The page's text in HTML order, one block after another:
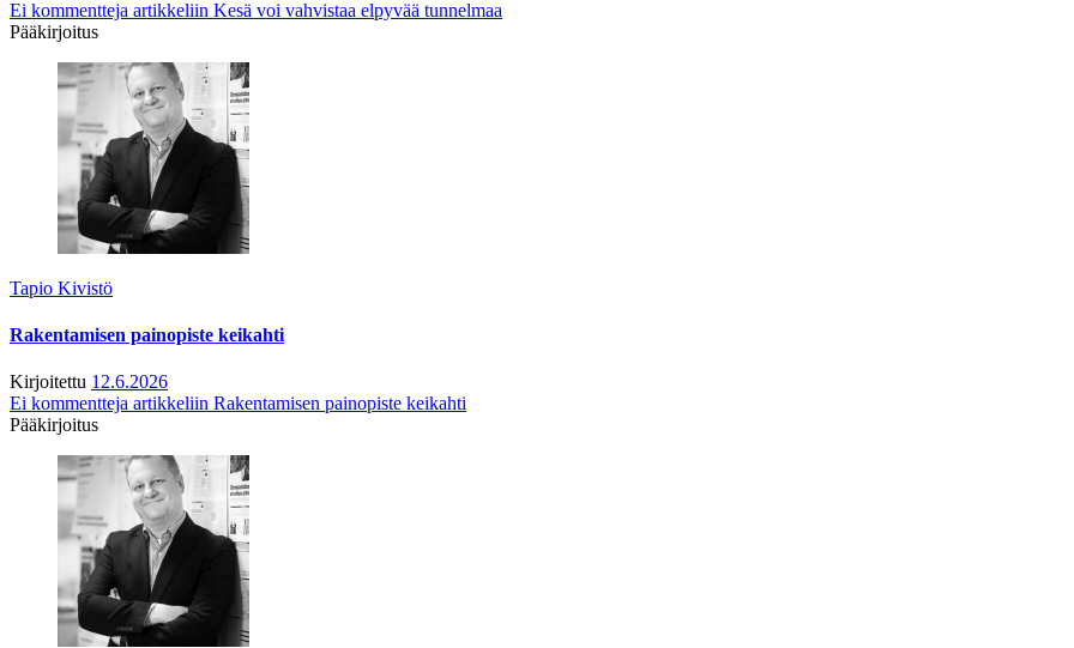
Ei kommentteja artikkeliin Kesä voi vahvistaa elpyvää tunnelmaa
Pääkirjoitus
Tapio Kivistö
Rakentamisen painopiste keikahti
Kirjoitettu 12.6.2026
Ei kommentteja artikkeliin Rakentamisen painopiste keikahti
Pääkirjoitus